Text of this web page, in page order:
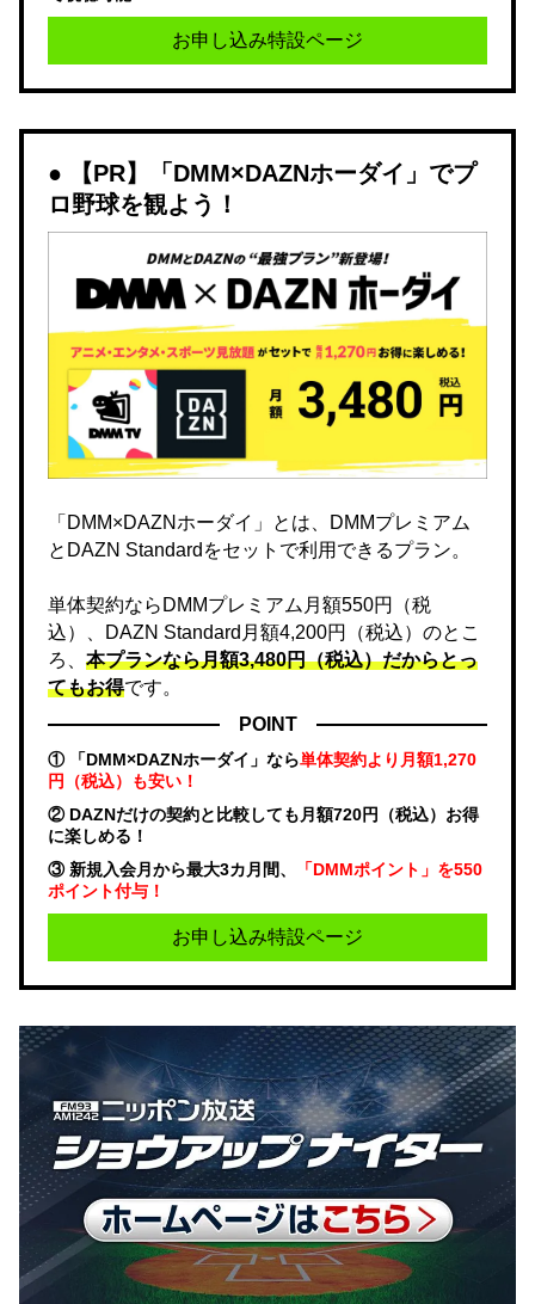
お申し込み特設ページ
【PR】「DMM×DAZNホーダイ」でプ
ロ野球を観よう！
「DMM×DAZNホーダイ」とは、DMMプレミアム
とDAZN Standardをセットで利用できるプラン。
単体契約ならDMMプレミアム月額550円（税
込）、DAZN Standard月額4,200円（税込）のとこ
ろ、 本プランなら月額3,480円（税込）だからとっ
てもお得です。
POINT
① 「DMM×DAZNホーダイ」なら単体契約より月額1,270
円（税込）も安い！
② DAZNだけの契約と比較しても月額720円（税込）お得
に楽しめる！
③ 新規入会月から最大3カ月間、
「DMMポイント」を550
ポイント付与！
お申し込み特設ページ